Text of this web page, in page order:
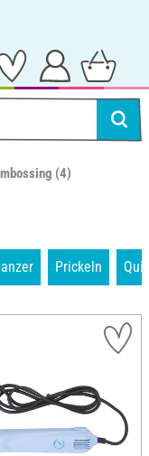
(4)
Prickeln